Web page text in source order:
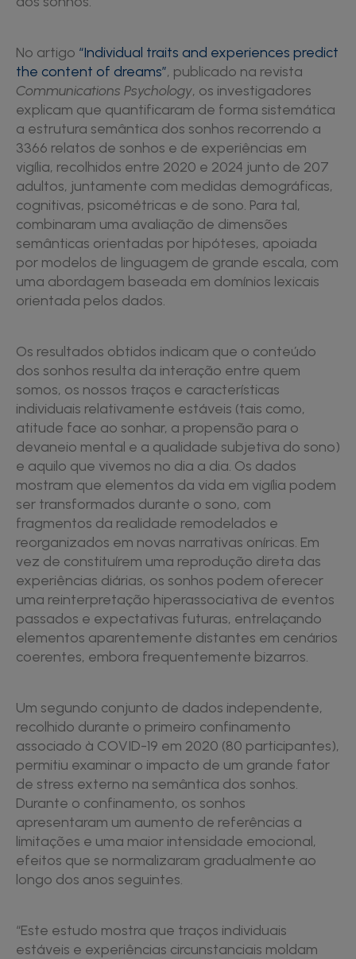
No artigo “Individual traits and experiences predict
the content of dreams”, publicado na revista
Communications Psychology, os investigadores
explicam que quantificaram de forma sistemática
a estrutura semântica dos sonhos recorrendo a
3366 relatos de sonhos e de experiências em
vigília, recolhidos entre 2020 e 2024 junto de 207
adultos, juntamente com medidas demográficas,
cognitivas, psicométricas e de sono. Para tal,
combinaram uma avaliação de dimensões
semânticas orientadas por hipóteses, apoiada
por modelos de linguagem de grande escala, com
uma abordagem baseada em domínios lexicais
orientada pelos dados.
Os resultados obtidos indicam que o conteúdo
dos sonhos resulta da interação entre quem
somos, os nossos traços e características
individuais relativamente estáveis (tais como,
atitude face ao sonhar, a propensão para o
devaneio mental e a qualidade subjetiva do sono)
e aquilo que vivemos no dia a dia. Os dados
mostram que elementos da vida em vigília podem
ser transformados durante o sono, com
fragmentos da realidade remodelados e
reorganizados em novas narrativas oníricas. Em
vez de constituírem uma reprodução direta das
experiências diárias, os sonhos podem oferecer
uma reinterpretação hiperassociativa de eventos
passados e expectativas futuras, entrelaçando
elementos aparentemente distantes em cenários
coerentes, embora frequentemente bizarros.
Um segundo conjunto de dados independente,
recolhido durante o primeiro confinamento
associado à COVID-19 em 2020 (80 participantes),
permitiu examinar o impacto de um grande fator
de stress externo na semântica dos sonhos.
Durante o confinamento, os sonhos
apresentaram um aumento de referências a
limitações e uma maior intensidade emocional,
efeitos que se normalizaram gradualmente ao
longo dos anos seguintes.
“Este estudo mostra que traços individuais
estáveis e experiências circunstanciais moldam